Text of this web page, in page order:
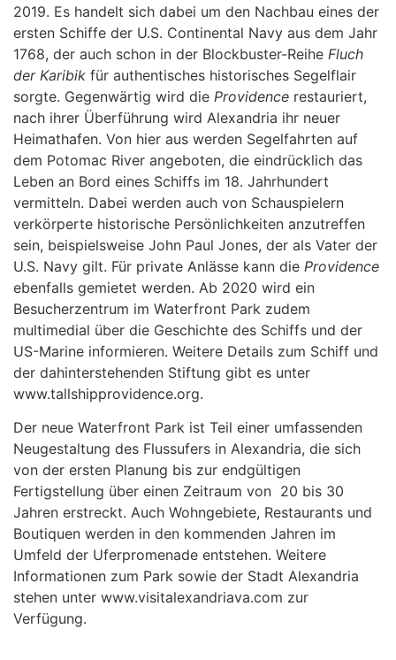
2019. Es handelt sich dabei um den Nachbau eines der
ersten Schiffe der U.S. Continental Navy aus dem Jahr
1768, der auch schon in der Blockbuster-Reihe Fluch
der Karibik für authentisches historisches Segelflair
sorgte. Gegenwärtig wird die Providence restauriert,
nach ihrer Überführung wird Alexandria ihr neuer
Heimathafen. Von hier aus werden Segelfahrten auf
dem Potomac River angeboten, die eindrücklich das
Leben an Bord eines Schiffs im 18. Jahrhundert
vermitteln. Dabei werden auch von Schauspielern
verkörperte historische Persönlichkeiten anzutreffen
sein, beispielsweise John Paul Jones, der als Vater der
U.S. Navy gilt. Für private Anlässe kann die Providence
ebenfalls gemietet werden. Ab 2020 wird ein
Besucherzentrum im Waterfront Park zudem
multimedial über die Geschichte des Schiffs und der
US-Marine informieren. Weitere Details zum Schiff und
der dahinterstehenden Stiftung gibt es unter
www.tallshipprovidence.org.
Der neue Waterfront Park ist Teil einer umfassenden
Neugestaltung des Flussufers in Alexandria, die sich
von der ersten Planung bis zur endgültigen
Fertigstellung über einen Zeitraum von 20 bis 30
Jahren erstreckt. Auch Wohngebiete, Restaurants und
Boutiquen werden in den kommenden Jahren im
Umfeld der Uferpromenade entstehen. Weitere
Informationen zum Park sowie der Stadt Alexandria
stehen unter www.visitalexandriava.com zur
Verfügung.